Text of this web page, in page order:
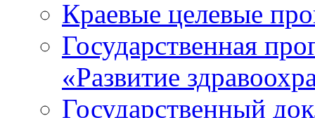
Краевые целевые
Государственная
«Развитие
Государственный